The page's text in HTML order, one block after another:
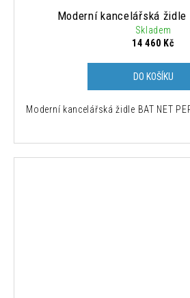
Moderní kancelářská
Skladem
14 460 Kč
DO KOŠÍKU
Moderní kancelářská židle BAT NET